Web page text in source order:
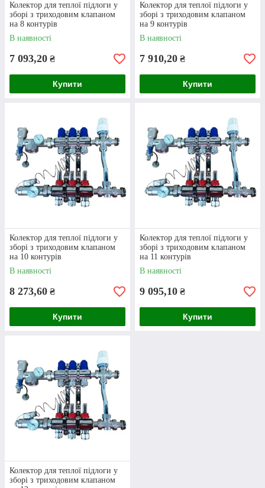
На нашому сайті представлені тисячі
різноманітних товарів. Це не лише колектори
різних конфігурацій, але й розхідніматеріали
від українських та
закордонних брендів.
Наявність товарів
Хочете купити колектор для теплої підлоги із
триходовим клапаном та отримати його
якомога скоріше? Завдяки наявності усіх
товарів на складі відправка замовлень
Висока якість
, є оригінальними. На них у випадку
виявлення браку в ході експлуатації
розповсюджується гарантія.
менеджерів
Колектор для теплої підлоги у
зборі з триходовим клапаном
на 8 контурів
В наявності
7 093,20 ₴
Купити
Колектор для теплої підлоги у
зборі з триходовим клапаном
на 9 контурів
В наявності
7 910,20 ₴
Купити
Колектор для теплої підлоги у
зборі з триходовим клапаном
на 10 контурів
В наявності
8 273,60 ₴
Купити
Колектор для теплої підлоги у
зборі з триходовим клапаном
на 11 контурів
В наявності
9 095,10 ₴
Купити
Колектор для теплої підлоги у
зборі з триходовим клапаном